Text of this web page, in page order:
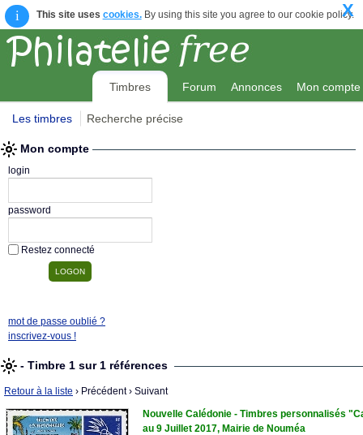
i This site uses cookies.By using this site you agree to our cookie policy.
X
Timbres Forum Annonces Mon compte
Les timbres Recherche précise
Mon compte
login
password
Restez connecté
mot de passe oublié ?
inscrivez-vous !
- Timbre 1 sur 1 références
Retour à la liste › Précédent› Suivant
Nouvelle Calédonie - Timbres personnalisés
au 9 Juillet 2017, Mairie de Nouméa